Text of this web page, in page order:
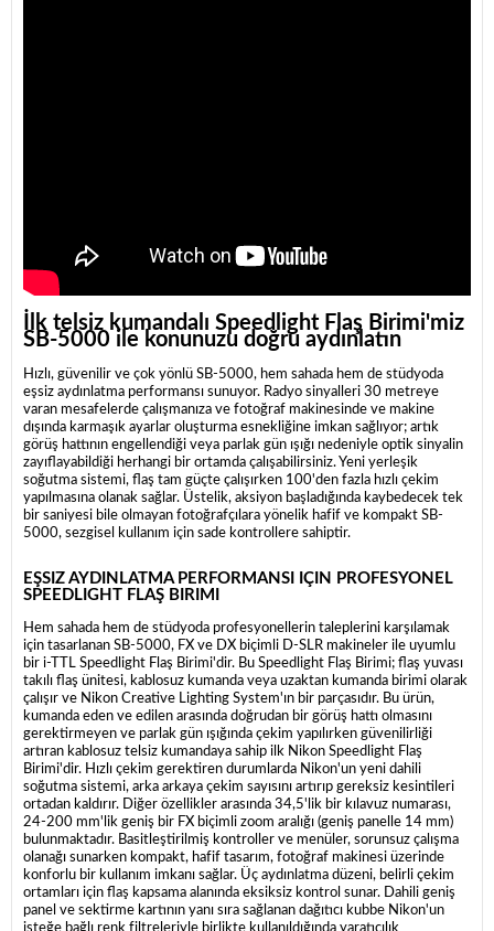
İlk telsiz kumandalı Speedlight Flaş Birimi'miz
SB-5000 ile konunuzu doğru aydınlatın
Hızlı, güvenilir ve çok yönlü SB-5000, hem sahada hem de stüdyoda
eşsiz aydınlatma performansı sunuyor. Radyo sinyalleri 30 metreye
varan mesafelerde çalışmanıza ve fotoğraf makinesinde ve makine
dışında karmaşık ayarlar oluşturma esnekliğine imkan sağlıyor; artık
görüş hattının engellendiği veya parlak gün ışığı nedeniyle optik sinyalin
zayıflayabildiği herhangi bir ortamda çalışabilirsiniz. Yeni yerleşik
soğutma sistemi, flaş tam güçte çalışırken 100'den fazla hızlı çekim
yapılmasına olanak sağlar. Üstelik, aksiyon başladığında kaybedecek tek
bir saniyesi bile olmayan fotoğrafçılara yönelik hafif ve kompakt SB-
5000, sezgisel kullanım için sade kontrollere sahiptir.
EŞSIZ AYDINLATMA PERFORMANSI IÇIN PROFESYONEL
SPEEDLIGHT FLAŞ BIRIMI
Hem sahada hem de stüdyoda profesyonellerin taleplerini karşılamak
için tasarlanan SB-5000, FX ve DX biçimli D-SLR makineler ile uyumlu
bir i-TTL Speedlight Flaş Birimi'dir. Bu Speedlight Flaş Birimi; flaş yuvası
takılı flaş ünitesi, kablosuz kumanda veya uzaktan kumanda birimi olarak
çalışır ve Nikon Creative Lighting System'ın bir parçasıdır. Bu ürün,
kumanda eden ve edilen arasında doğrudan bir görüş hattı olmasını
gerektirmeyen ve parlak gün ışığında çekim yapılırken güvenilirliği
artıran kablosuz telsiz kumandaya sahip ilk Nikon Speedlight Flaş
Birimi'dir. Hızlı çekim gerektiren durumlarda Nikon'un yeni dahili
soğutma sistemi, arka arkaya çekim sayısını artırıp gereksiz kesintileri
ortadan kaldırır. Diğer özellikler arasında 34,5'lik bir kılavuz numarası,
24-200 mm'lik geniş bir FX biçimli zoom aralığı (geniş panelle 14 mm)
bulunmaktadır. Basitleştirilmiş kontroller ve menüler, sorunsuz çalışma
olanağı sunarken kompakt, hafif tasarım, fotoğraf makinesi üzerinde
konforlu bir kullanım imkanı sağlar. Üç aydınlatma düzeni, belirli çekim
ortamları için flaş kapsama alanında eksiksiz kontrol sunar. Dahili geniş
panel ve sektirme kartının yanı sıra sağlanan dağıtıcı kubbe Nikon'un